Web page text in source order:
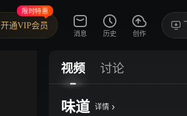
开通VIP会员
限时特惠
消息 历史 创作
视频 讨论
味道 详情 ›